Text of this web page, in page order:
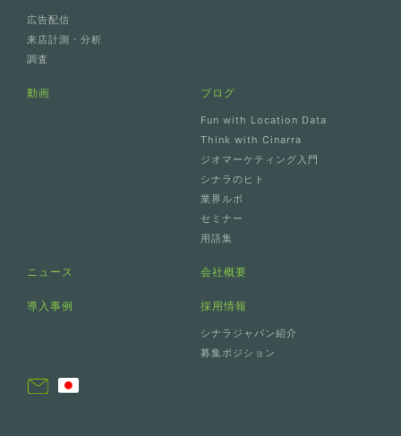
広告配信
来店計測・分析
調査
ニュース
動画
導入事例
ブログ
Fun with Location Data
Think with Cinarra
ジオマーケティング入門
シナラのヒト
業界ルポ
セミナー
用語集
会社概要
採用情報
シナラジャパン紹介
募集ポジション